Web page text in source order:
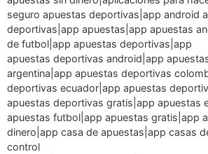
seguro apuestas deportivas|app android
deportivas|app apuestas|app apuestas
de futbol|app apuestas deportivas|app
apuestas deportivas android|app
argentina|app apuestas deportivas
deportivas ecuador|app apuestas
apuestas deportivas gratis|app apuestas
apuestas futbol|app apuestas gratis|app
dinero|app casa de apuestas|app casas
control